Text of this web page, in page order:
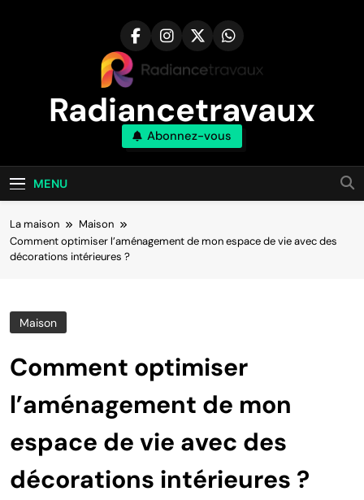
Radiancetravaux
Transformez Votre Maison Naturellement
Abonnez-vous
MENU
La maison
Maison
Comment optimiser l’aménagement de mon espace de vie avec des
décorations intérieures ?
Maison
Comment optimiser
l’aménagement de mon
espace de vie avec des
décorations intérieures ?